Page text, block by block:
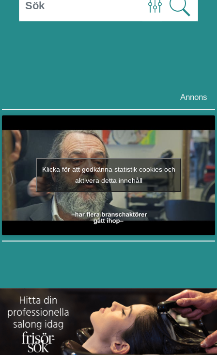
Annons
Klicka för att godkänna statistik cookies och
aktivera detta innehåll